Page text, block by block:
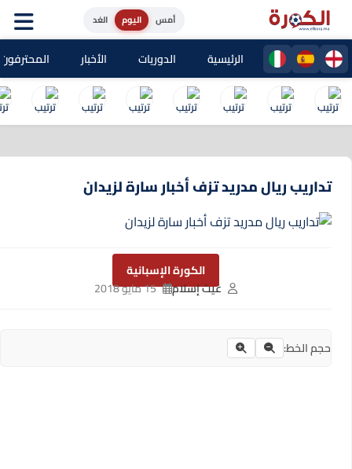
اليوم الغد
الرئيسية الدوريات الأخبار المحترفون
تداريب ريال مدريد تزف أخبار سارة لزيدان
الكورة الإسبانية
غيث إسلام
15 مايو 2018
حجم الخط: